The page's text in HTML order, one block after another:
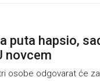
puta hapsio,
novcem
osobe odgovarat će